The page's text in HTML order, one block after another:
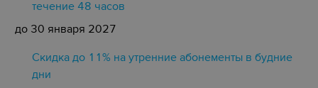
течение 48 часов
до 30 января 2027
Скидка до 11% на утренние абонементы в будние
дни